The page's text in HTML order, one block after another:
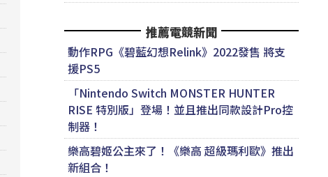
推薦電競新聞
動作RPG《碧藍幻想Relink》2022發售 將支
援PS5
「Nintendo Switch MONSTER HUNTER
RISE 特別版」登場！並且推出同款設計Pro控
制器！
樂高碧姬公主來了！《樂高 超級瑪利歐》推出
新組合！